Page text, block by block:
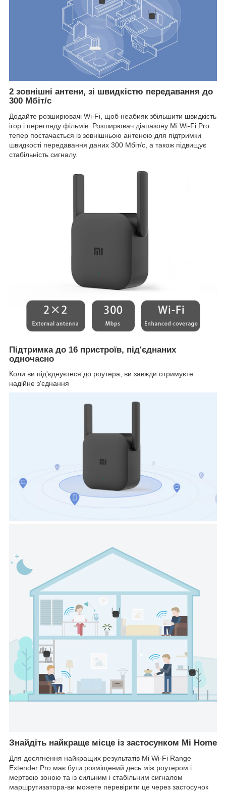
2 зовнішні антени, зі швидкістю передавання до
300 Мбіт/с
Додайте розширювачі Wi-Fi, щоб неабияк збільшити швидкість
ігор і перегляду фільмів. Розширювач діапазону Mi Wi-Fi Pro
тепер постачається із зовнішньою антеною для підтримки
швидкості передавання даних 300 Мбіт/с, а також підвищує
стабільність сигналу.
Підтримка до 16 пристроїв, під'єднаних
одночасно
Коли ви під'єднуєтеся до роутера, ви завжди отримуєте
надійне з'єднання
Знайдіть найкраще місце із застосунком Mi Home
Для досягнення найкращих результатів Mi Wi-Fi Range
Extender Pro має бути розміщений десь між роутером і
мертвою зоною та із сильним і стабільним сигналом
маршрутизатора-ви можете перевірити це через застосунок